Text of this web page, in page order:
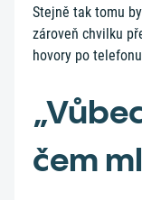
Stejně tak tomu
zároveň chvilku
hovory po
čem